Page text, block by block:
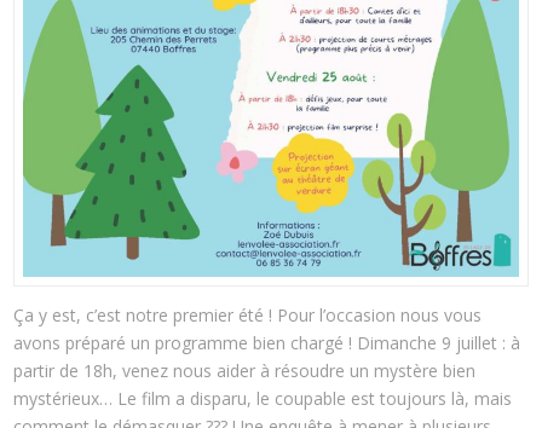
Ça y est, c’est notre premier été ! Pour l’occasion nous vous
avons préparé un programme bien chargé ! Dimanche 9 juillet : à
partir de 18h, venez nous aider à résoudre un mystère bien
mystérieux… Le film a disparu, le coupable est toujours là, mais